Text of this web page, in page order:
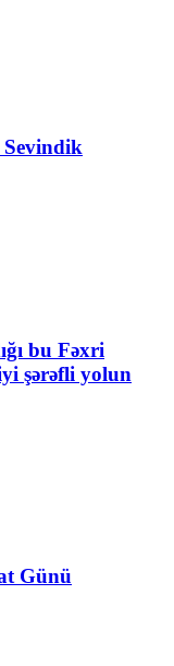
Sevindik
bu Fəxri
şərəfli yolun
Günü